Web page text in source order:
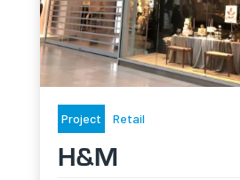
Project Retail
H&M